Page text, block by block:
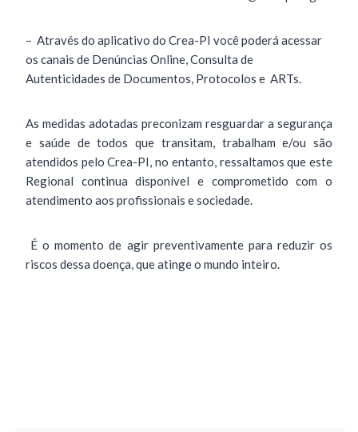
– Através do aplicativo do Crea-PI você poderá acessar
os canais de Denúncias Online, Consulta de
Autenticidades de Documentos, Protocolos e ARTs.
As medidas adotadas preconizam resguardar a segurança
e saúde de todos que transitam, trabalham e/ou são
atendidos pelo Crea-PI, no entanto, ressaltamos que este
Regional continua disponível e comprometido com o
atendimento aos profissionais e sociedade.
É o momento de agir preventivamente para reduzir os
riscos dessa doença, que atinge o mundo inteiro.